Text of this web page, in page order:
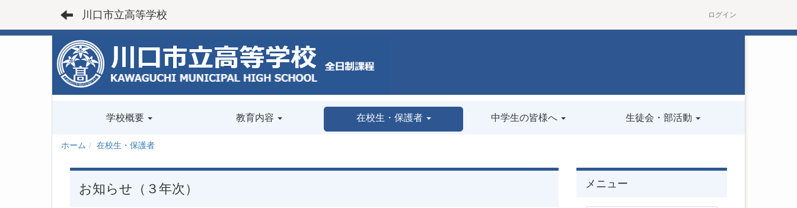
川口市立高等学校 ログイン
学校概要 教育内容 在校生・保護者 中学生の皆様へ 生徒会・部活動
ホーム 在校生・保護者
お知らせ（３年次） メニュー